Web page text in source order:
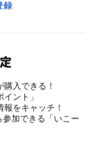
録
加できる「いこー